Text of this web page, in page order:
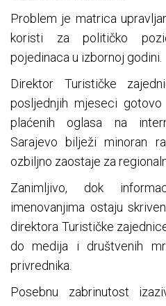
Problem je matrica
koristi za političko
pojedinaca u izbornoj godini.
Direktor Turističke
posljednjih mjeseci gotovo
plaćenih oglasa na
Sarajevo bilježi minoran
ozbiljno zaostaje za
Zanimljivo, dok
imenovanjima ostaju
direktora Turističke
do medija i društvenih
privrednika.
Posebnu zabrinutost